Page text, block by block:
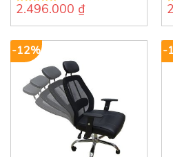
0
of
2.496.000 ₫
0
of
-12% -